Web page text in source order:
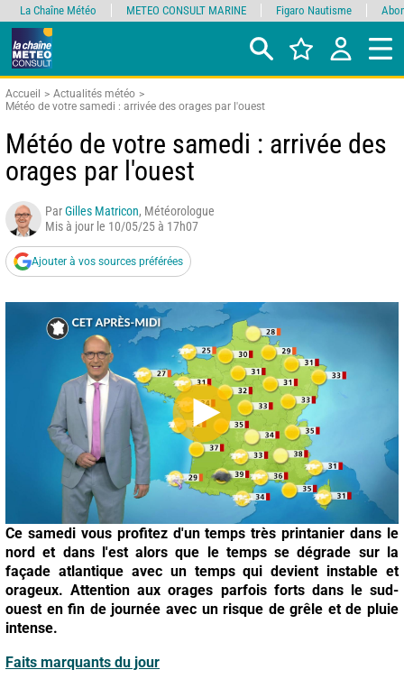
Accueil
Actualités météo
Météo de votre samedi : arrivée des orages par l'ouest
Météo de votre samedi : arrivée des
orages par l'ouest
ParGilles Matricon, Météorologue
Mis à jour le 10/05/25 à 17h07
Ajouter à vos sources préférées
Ce samedi vous profitez d'un temps très printanier dans le
nord et dans l'est alors que le temps se dégrade sur la
façade atlantique avec un temps qui devient instable et
orageux. Attention aux orages parfois forts dans le sud-
ouest en fin de journée avec un risque de grêle et de pluie
intense.
Faits marquants du jour
La Chaîne Météo METEO CONSULT MARINE Figaro Nautisme